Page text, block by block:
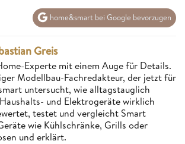
home&smart bei Google bevorzugen
Greis
Experte mit einem Auge für Details.
Modellbau-Fachredakteur, der jetzt für
untersucht, wie alltagstauglich
und Elektrogeräte wirklich
testet und vergleicht Smart
wie Kühlschränke, Grills oder
und erklärt.